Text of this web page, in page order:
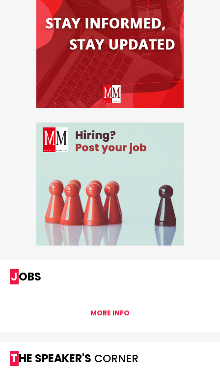
JOBS
MORE INFO
THE SPEAKER'S CORNER